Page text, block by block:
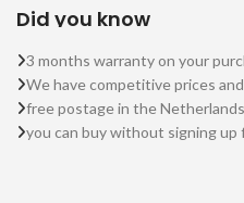
Did you know
3 months warranty on your
We have competitive prices
free postage in the
you can buy without signing